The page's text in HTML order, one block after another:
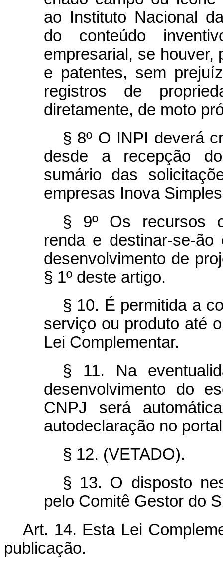
ao Instituto Nacional
do conteúdo
empresarial, se houver,
e patentes, sem
registros de
diretamente, de moto
§ 8º O INPI deverá
desde a recepção
sumário das
empresas Inova
§ 9º Os recursos
renda e destinar-se-
desenvolvimento de
§ 1º deste artigo.
§ 10. É permitida a
serviço ou produto até
Lei Complementar.
§ 11. Na
desenvolvimento do
CNPJ será
autodeclaração no
§ 12. (VETADO).
§ 13. O disposto
pelo Comitê Gestor do
Art. 14. Esta Lei
publicação.